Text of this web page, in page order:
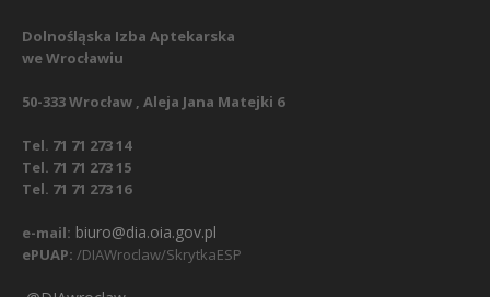
Dolnośląska Izba Aptekarska
we Wrocławiu
50-333 Wrocław , Aleja Jana Matejki 6
Tel. 71 71 273 14
Tel. 71 71 273 15
Tel. 71 71 273 16
e-mail: biuro@dia.oia.gov.pl
ePUAP: /DIAWroclaw/SkrytkaESP